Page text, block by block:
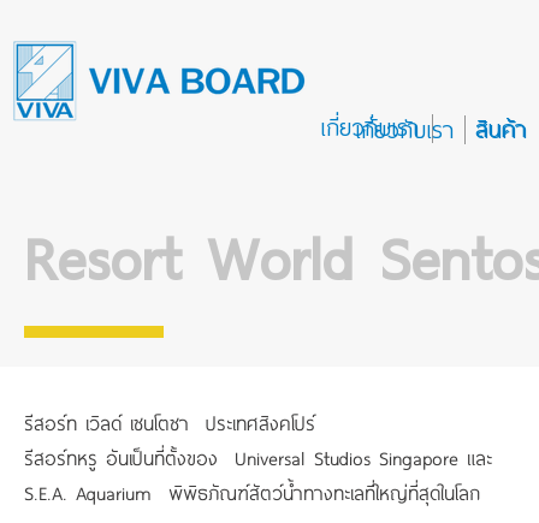
เกี่ยวกับเรา สินค้า
เกี่ยวกับเรา สินค้า
Resort World
รีสอร์ท เวิลด์ เซนโตซา ประเทศสิงคโปร์
รีสอร์ทหรู อันเป็นที่ตั้งของ Universal Studios Singapore และ
S.E.A. Aquarium พิพิธภัณฑ์สัตว์น้ำทางทะเลที่ใหญ่ที่สุดในโลก